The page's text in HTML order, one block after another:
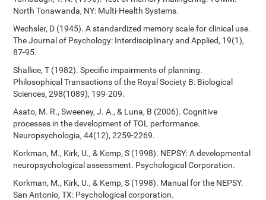
North Tonawanda, NY: Multi-Health Systems.
Wechsler, D (1945). A standardized memory scale for clinical use.
The Journal of Psychology: Interdisciplinary and Applied, 19(1),
87-95.
Shallice, T (1982). Specific impairments of planning.
Philosophical Transactions of the Royal Society B: Biological
Sciences, 298(1089), 199-209.
Asato, M. R., Sweeney, J. A., & Luna, B (2006). Cognitive
processes in the development of TOL performance.
Neuropsychologia, 44(12), 2259-2269.
Korkman, M., Kirk, U., & Kemp, S (1998). NEPSY: A developmental
neuropsychological assessment. Psychological Corporation.
Korkman, M., Kirk, U., & Kemp, S (1998). Manual for the NEPSY.
San Antonio, TX: Psychological corporation.